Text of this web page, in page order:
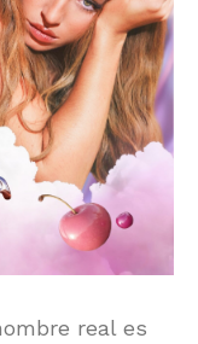
real es